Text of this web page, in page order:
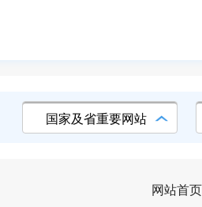
国家及省重要网站
网站首页